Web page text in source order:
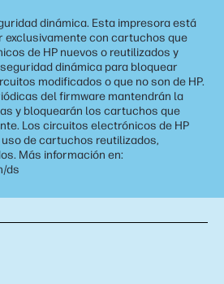
dinámica. Esta impresora está
exclusivamente con cartuchos que
de HP nuevos o reutilizados y
dinámica para bloquear
modificados o que no son de HP.
del firmware mantendrán la
y bloquearán los cartuchos que
Los circuitos electrónicos de HP
de cartuchos reutilizados,
Más información en:
ds